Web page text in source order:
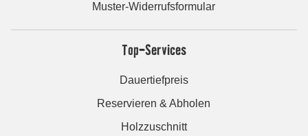
Muster-Widerrufsformular
Top-Services
Dauertiefpreis
Reservieren & Abholen
Holzzuschnitt